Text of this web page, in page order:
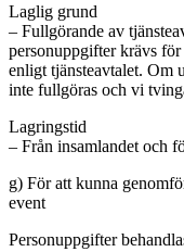
Laglig grund
– Fullgörande av
personuppgifter krävs
enligt tjänsteavtalet. Om
inte fullgöras och vi
Lagringstid
– Från insamlandet och
g) För att kunna
event
Personuppgifter